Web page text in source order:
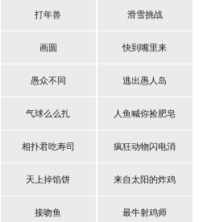
打年兽 滑雪挑战
画圆 快到嘴里来
愚众不同 逃出愚人岛
气球么么扎 人鱼喊你捡肥皂
相扑君吃寿司 疯狂动物闪电消
天上掉馅饼 来自太阳的炸鸡
接吻鱼 最牛射鸡师